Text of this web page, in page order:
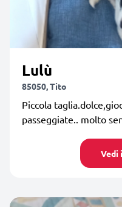
Lulù
85050, Tito
Piccola
passeggiate.. molto
Vedi